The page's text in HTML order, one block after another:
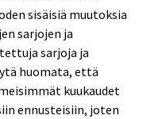
sisäisiä muutoksia
sarjojen ja
sarjoja ja
huomata, että
kuukaudet
ennusteisiin, joten